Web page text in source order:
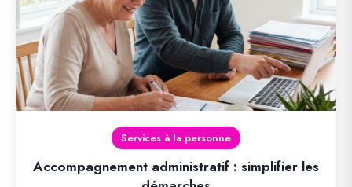
Services à la personne
Accompagnement administratif : simplifier les